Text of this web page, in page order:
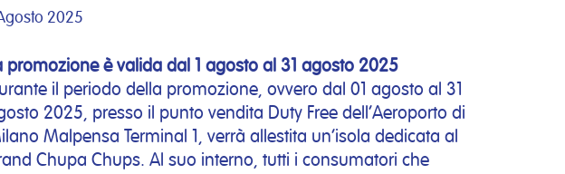
2025
promozione è valida dal 1 agosto al 31 agosto 2025
il periodo della promozione, ovvero dal 01 agosto al 31
2025, presso il punto vendita Duty Free dell’Aeroporto di
Malpensa Terminal 1, verrà allestita un’isola dedicata al
Chupa Chups. Al suo interno, tutti i consumatori che